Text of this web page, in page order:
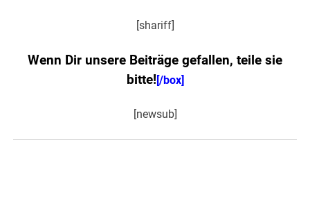
[shariff]
Wenn Dir unsere Beiträge gefallen, teile sie
bitte! [/box]
[newsub]